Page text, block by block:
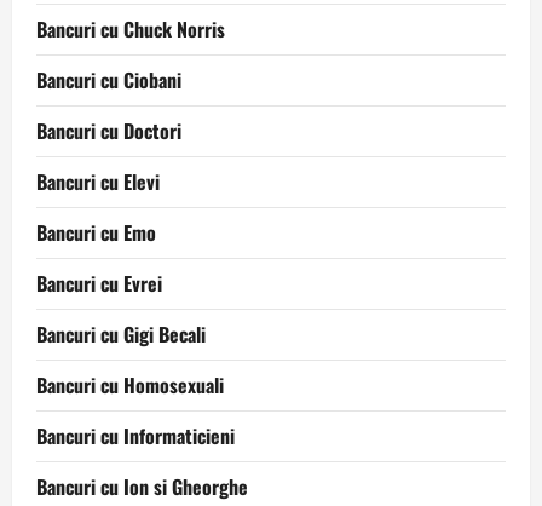
Bancuri cu Chuck Norris
Bancuri cu Ciobani
Bancuri cu Doctori
Bancuri cu Elevi
Bancuri cu Emo
Bancuri cu Evrei
Bancuri cu Gigi Becali
Bancuri cu Homosexuali
Bancuri cu Informaticieni
Bancuri cu Ion si Gheorghe